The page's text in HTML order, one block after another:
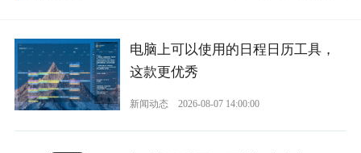
电脑上可以使用的日程日历工具，
这款更优秀
新闻动态 2026-08-07 14:00:00